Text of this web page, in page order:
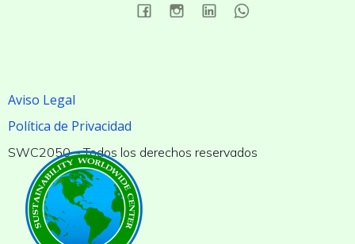
Aviso Legal
Política de Privacidad
SWC2050 – Todos los derechos reservados